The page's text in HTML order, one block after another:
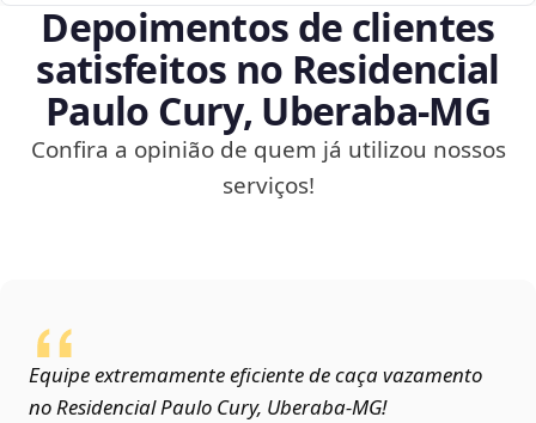
Depoimentos de clientes
satisfeitos no Residencial
Paulo Cury, Uberaba‑MG
Confira a opinião de quem já utilizou nossos
serviços!
Equipe extremamente eficiente de caça vazamento
no Residencial Paulo Cury, Uberaba‑MG!